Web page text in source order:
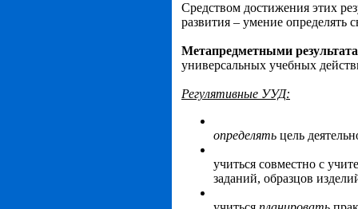
Средством достижения этих
развития – умение
Метапредметными
универсальных учебных
Регулятивные УУД:
определять цель
учиться совместно с
заданий, образцов